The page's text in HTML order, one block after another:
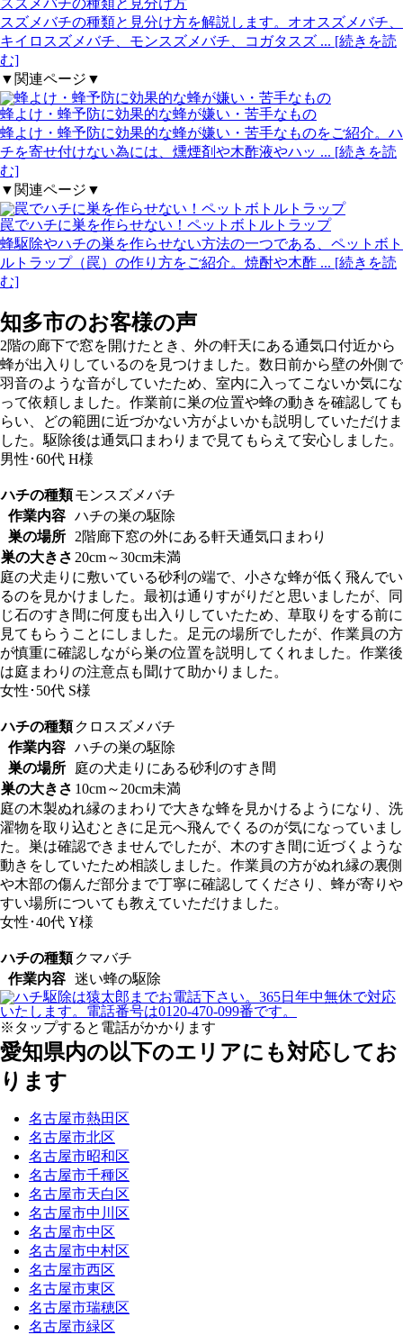
スズメバチの種類と見分け方を解説します。オオスズメバチ、
キイロスズメバチ、モンスズメバチ、コガタスズ ... [続きを読
む]
▼関連ページ▼
蜂よけ・蜂予防に効果的な蜂が嫌い・苦手なもの
蜂よけ・蜂予防に効果的な蜂が嫌い・苦手なものをご紹介。ハ
チを寄せ付けない為には、燻煙剤や木酢液やハッ ... [続きを読
む]
▼関連ページ▼
罠でハチに巣を作らせない！ペットボトルトラップ
蜂駆除やハチの巣を作らせない方法の一つである、ペットボト
ルトラップ（罠）の作り方をご紹介。焼酎や木酢 ... [続きを読
む]
知多市のお客様の声
2階の廊下で窓を開けたとき、外の軒天にある通気口付近から
蜂が出入りしているのを見つけました。数日前から壁の外側で
羽音のような音がしていたため、室内に入ってこないか気にな
って依頼しました。作業前に巣の位置や蜂の動きを確認しても
らい、どの範囲に近づかない方がよいかも説明していただけま
した。駆除後は通気口まわりまで見てもらえて安心しました。
男性･60代 H様
ハチの種類モンスズメバチ
作業内容 ハチの巣の駆除
巣の場所
2階廊下窓の外にある軒天通気口まわり
巣の大きさ 20cm～30cm未満
庭の犬走りに敷いている砂利の端で、小さな蜂が低く飛んでい
るのを見かけました。最初は通りすがりだと思いましたが、同
じ石のすき間に何度も出入りしていたため、草取りをする前に
見てもらうことにしました。足元の場所でしたが、作業員の方
が慎重に確認しながら巣の位置を説明してくれました。作業後
は庭まわりの注意点も聞けて助かりました。
女性･50代 S様
ハチの種類 クロスズメバチ
作業内容 ハチの巣の駆除
巣の場所
庭の犬走りにある砂利のすき間
巣の大きさ 10cm～20cm未満
庭の木製ぬれ縁のまわりで大きな蜂を見かけるようになり、洗
濯物を取り込むときに足元へ飛んでくるのが気になっていまし
た。巣は確認できませんでしたが、木のすき間に近づくような
動きをしていたため相談しました。作業員の方がぬれ縁の裏側
や木部の傷んだ部分まで丁寧に確認してくださり、蜂が寄りや
すい場所についても教えていただけました。
女性･40代 Y様
ハチの種類 クマバチ
作業内容 迷い蜂の駆除
※タップすると電話がかかります
愛知県内の以下のエリアにも対応してお
ります
名古屋市熱田区
名古屋市北区
名古屋市昭和区
名古屋市千種区
名古屋市天白区
名古屋市中川区
名古屋市中区
名古屋市中村区
名古屋市西区
名古屋市東区
名古屋市瑞穂区
名古屋市緑区